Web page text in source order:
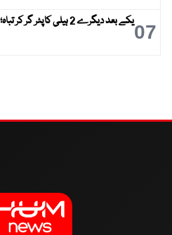
07یکے بعد دیگرے 2 ہیلی کاپٹر گر کر تباہ؛ متعدد ہلاکتیں